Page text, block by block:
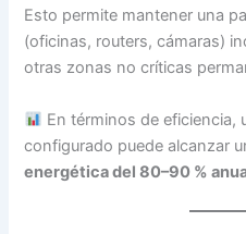
Esto permite mantener una
(oficinas, routers, cámaras)
otras zonas no críticas
En términos de eficiencia,
configurado puede alcanzar
energética del 80–90 %